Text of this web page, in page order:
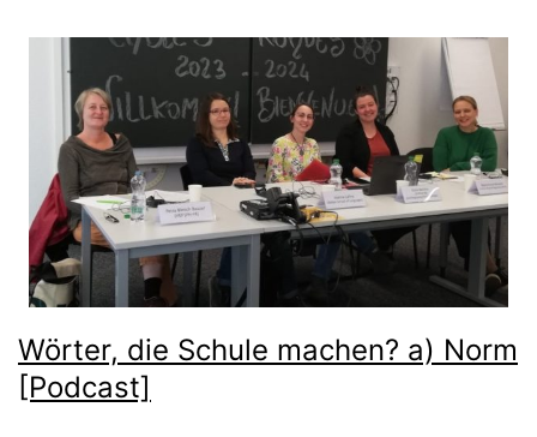
Wörter, die Schule machen? a) Norm
[Podcast]